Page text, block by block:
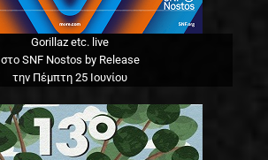
Gorillaz etc. live
στο SNF Nostos by Release
την Πέμπτη 25 Ιουνίου